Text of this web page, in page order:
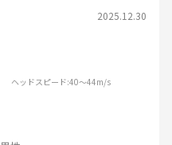
2025.12.30
ヘッドスピード:40～44m/s